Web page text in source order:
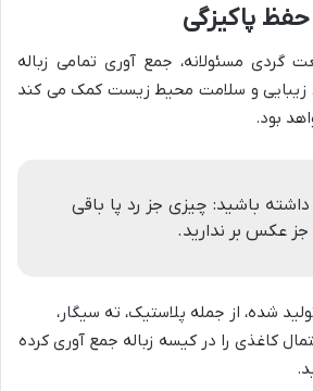
پاکیزگی
گردی مسئولانه، جمع آوری تمامی زباله
زیبایی و سلامت محیط زیست کمک می کند
بود.
داشته باشید: چیزی جز رد پا باقی
جز عکس بر ندارید.
شده، از جمله پلاستیک، ته سیگار،
کاغذی را در کیسه زباله جمع آوری کرده